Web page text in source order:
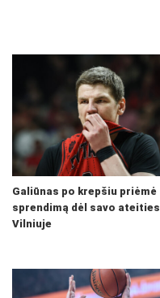
Galiūnas po krepšiu priėmė
sprendimą dėl savo ateities
Vilniuje